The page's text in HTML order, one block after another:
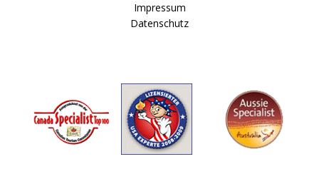
Impressum
Datenschutz